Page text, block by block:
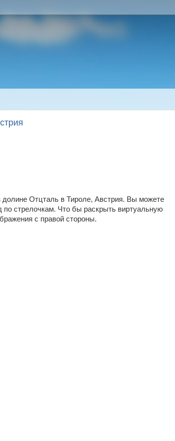
Отцталь в Тироле, Австрия. Вы можете
по стрелочкам. Что бы раскрыть виртуальную
с правой стороны.